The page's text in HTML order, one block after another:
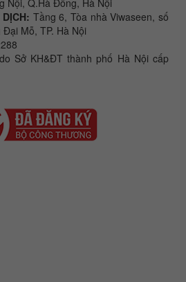
Tầng 6, Tòa nhà Viwaseen, số
Mỗ, TP. Hà Nội
Sở KH&ĐT thành phố Hà Nội cấp